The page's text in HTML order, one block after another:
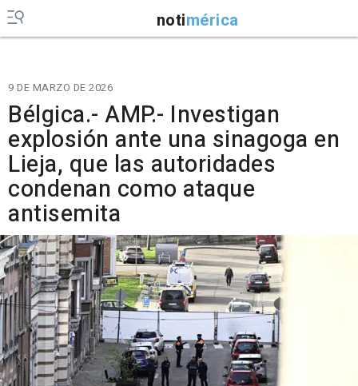
notimérica
9 DE MARZO DE 2026
Bélgica.- AMP.- Investigan
explosión ante una sinagoga en
Lieja, que las autoridades
condenan como ataque
antisemita